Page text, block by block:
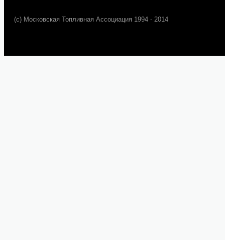
(c) Московская Топливная Ассоциация 1994 - 2014